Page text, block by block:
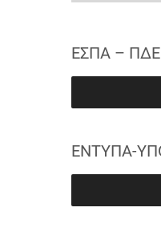
r
r
ΕΣΠΑ – ΠΔΕ
ΕΝΤΥΠΑ-